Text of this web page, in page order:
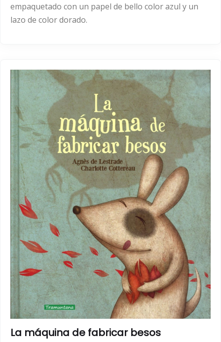
empaquetado con un papel de bello color azul y un
lazo de color dorado.
La máquina de fabricar besos